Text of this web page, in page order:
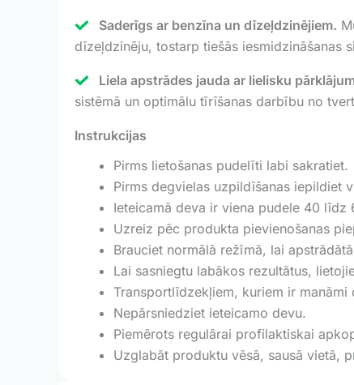
Saderīgs ar benzīna un dīzeļdzinējiem.
dīzeļdzinēju, tostarp tiešās iesmidzināšanas
Liela apstrādes jauda ar lielisku
sistēmā un optimālu tīrīšanas darbību no
Instrukcijas
Pirms lietošanas pudelīti labi sakratiet.
Pirms degvielas uzpildīšanas iepildiet
Ieteicamā deva ir viena pudele 40
Uzreiz pēc produkta pievienošanas
Brauciet normālā režīmā, lai
Lai sasniegtu labākos rezultātus,
Transportlīdzekļiem, kuriem ir
Nepārsniedziet ieteicamo devu.
Piemērots regulārai profilaktiskai
Uzglabāt produktu vēsā, sausā vietā,